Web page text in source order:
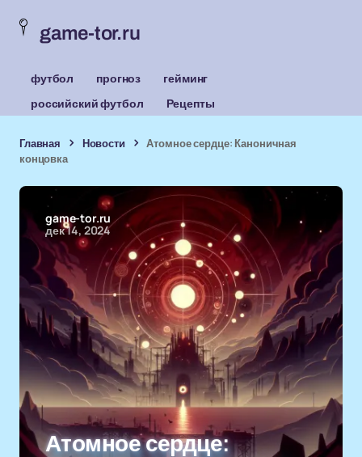
game-tor.ru
футбол прогноз
гейминг
российский футбол
Рецепты
Главная Новости
Атомное сердце: Каноничная
концовка
game-tor.ru
дек 14, 2024
Атомное сердце: